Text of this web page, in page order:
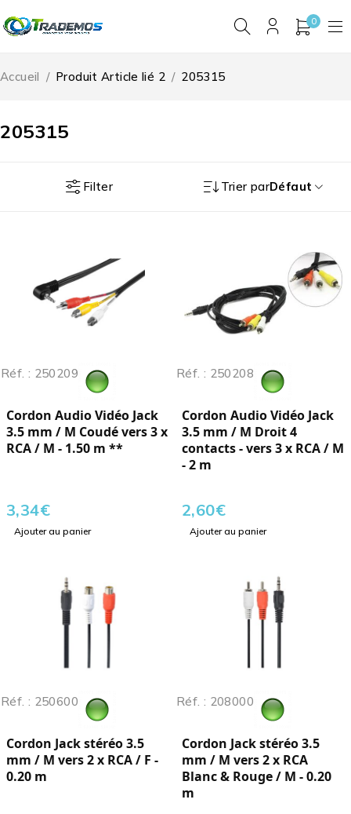
0
205315
Accueil / Produit Article lié 2 / 205315
Filter Trier parDéfaut
Réf. : 250209
Cordon Audio Vidéo Jack
3.5 mm / M Coudé vers 3 x
RCA / M - 1.50 m **
3,34€
Ajouter au panier
Réf. : 250208
Cordon Audio Vidéo Jack
3.5 mm / M Droit 4
contacts - vers 3 x RCA / M
- 2 m
2,60€
Ajouter au panier
Réf. : 250600
Cordon Jack stéréo 3.5
mm / M vers 2 x RCA / F -
0.20 m
Réf. : 208000
Cordon Jack stéréo 3.5
mm / M vers 2 x RCA
Blanc & Rouge / M - 0.20
m